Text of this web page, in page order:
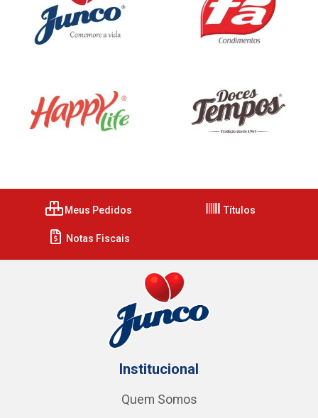
Meus Pedidos Títulos
Notas Fiscais
Institucional
Quem Somos